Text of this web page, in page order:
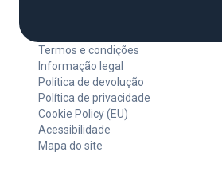
Termos e condições
Informação legal
Política de devolução
Política de privacidade
Cookie Policy (EU)
Acessibilidade
Mapa do site